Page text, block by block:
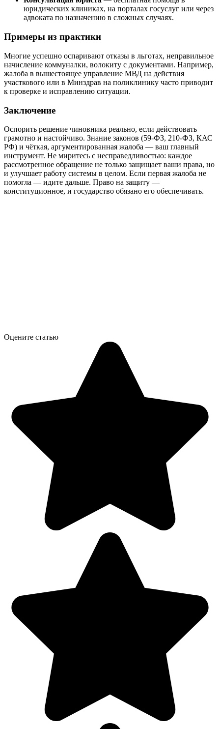
юридических клиниках, на порталах госуслуг или через
адвоката по назначению в сложных случаях.
Примеры из практики
Многие успешно оспаривают отказы в льготах, неправильное
начисление коммуналки, волокиту с документами. Например,
жалоба в вышестоящее управление МВД на действия
участкового или в Минздрав на поликлинику часто приводит
к проверке и исправлению ситуации.
Заключение
Оспорить решение чиновника реально, если действовать
грамотно и настойчиво. Знание законов (59-ФЗ, 210-ФЗ, КАС
РФ) и чёткая, аргументированная жалоба — ваш главный
инструмент. Не миритесь с несправедливостью: каждое
рассмотренное обращение не только защищает ваши права, но
и улучшает работу системы в целом. Если первая жалоба не
помогла — идите дальше. Право на защиту —
конституционное, и государство обязано его обеспечивать.
Оцените статью